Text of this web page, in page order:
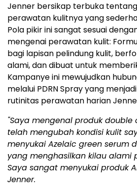
Jenner bersikap terbuka
perawatan kulitnya yang
Pola pikir ini sangat sesuai
mengenai perawatan kulit:
bagi lapisan pelindung kulit,
alami, dan dibuat untuk
Kampanye ini mewujudkan
melalui PDRN Spray yang
rutinitas perawatan harian
"Saya mengenal produk double
telah mengubah kondisi kulit
menyukai Azelaic green serum
yang menghasilkan kilau alami
Saya sangat menyukai produk
Jenner.